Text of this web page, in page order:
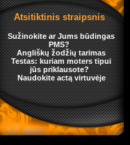
Atsitiktinis straipsnis
Sužinokite ar Jums būdingas
PMS?
Angliškų žodžių tarimas
Testas: kuriam moters tipui
jūs priklausote?
Naudokite actą virtuvėje